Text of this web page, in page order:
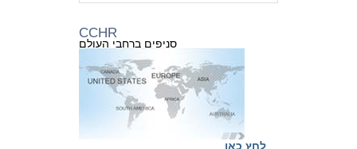
CCHR
סניפים ברחבי העולם
לחץ כאן